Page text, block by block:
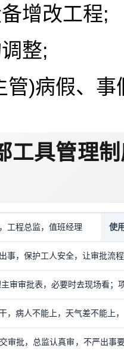
增改工程;
整;
管)病假、
工具管理
工程总监，值班经理 使
事，保护工人安全，让审批流
审审批表，必要时去现场看；
，病人不能上，天气差不能上
审批，总监认真审，不严出事